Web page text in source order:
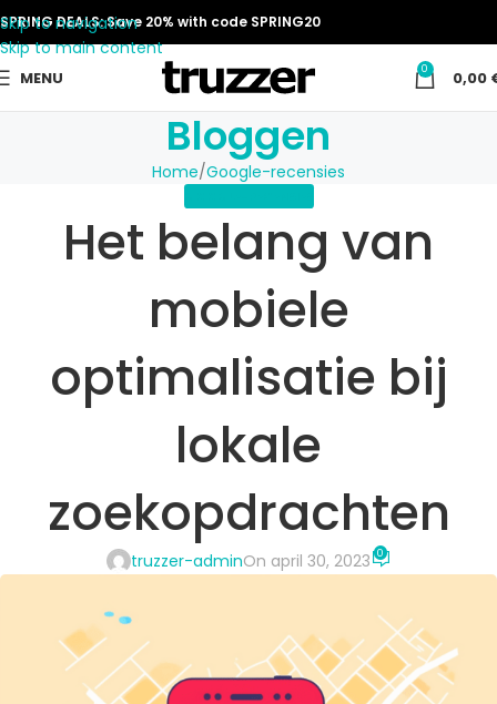
Skip to navigation
Skip to main content
SPRING DEALS: Save 20% with code SPRING20
MENU 0 0,00
Bloggen
Home Google-recensies
Het belang van
mobiele
optimalisatie bij
lokale
zoekopdrachten
truzzer-adminOn april 30, 2023 0